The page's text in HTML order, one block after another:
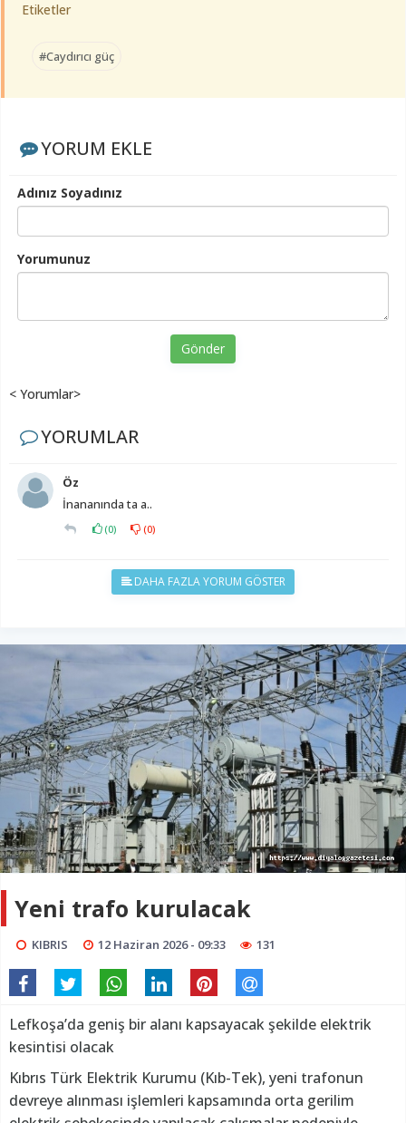
Etiketler
#Caydırıcı güç
YORUM EKLE
Adınız Soyadınız
Yorumunuz
Gönder
< Yorumlar>
YORUMLAR
Öz
İnananında ta a..
(0) (0)
DAHA FAZLA YORUM GÖSTER
Yeni trafo kurulacak
KIBRIS 12 Haziran 2026 - 09:33 131
Lefkoşa’da geniş bir alanı kapsayacak şekilde elektrik
kesintisi olacak
Kıbrıs Türk Elektrik Kurumu (Kıb-Tek), yeni trafonun
devreye alınması işlemleri kapsamında orta gerilim